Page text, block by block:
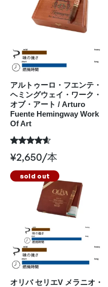
アルトゥーロ・フエンテ・
ヘミングウェイ・ワーク・
オブ・アート / Arturo
Fuente Hemingway Work
Of Art
¥2,650/本
sold out
オリバ セリエV メラニオ・